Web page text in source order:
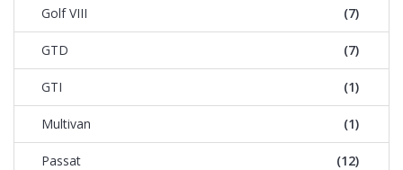
Golf VIII (7)
GTD (7)
GTI (1)
Multivan (1)
Passat (12)